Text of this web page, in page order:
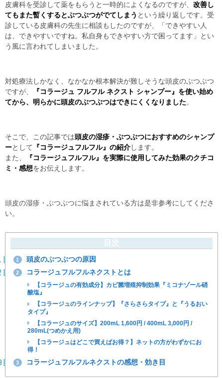
皮膚科を受診して薬をもらうと一時的によくなるのですが、 改善し
てもまた暫くするとぶつぶつがでてしまう という繰り返しです。受
診している皮膚科の先生に相談もしたのですが、「できやすい人
は、できやすいですね。私自身もできやすい方で困ってます」とい
う風に言われてしまいました。
対処療法しかなく、なかなか根本解決が難しそうな頭皮のぶつぶつ
ですが、
『コラージュ フルフル ネクスト シャンプー』を使い始め
てから、明らかに頭皮のぶつぶつはできにくくなりました。
そこで、この記事では頭皮の湿疹・ぶつぶつにおすすめのシャンプ
ーとして 『コラージュフルフル』の紹介します。
また、
『コラージュフルフル』を実際に使用してみた効果のクチコ
ミ・感想をお伝えします。
頭皮の湿疹・ぶつぶつに悩まされている方は是非参考にしてくださ
い。
目次
1 頭皮のぶつぶつの原因
2 コラージュフルフルネクストとは
【コラージュの有効成分】カビ菌増殖抑制効果『ミコナゾール硝
酸塩』
【コラージュのラインナップ】『さらさらタイプ』と『うるおい
タイプ』
【コラージュのサイズ】200mL 1,600円 / 400mL 3,000円 /
280mL(つめかえ用)
【コラージュはどこで買えばお得？】ネットの方がわずかにお
得！
3 コラージュフルフルネクストの感想・効き目